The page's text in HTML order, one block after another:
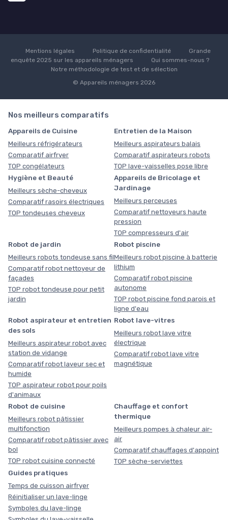
Mentions légales Politique de confidentialité
Grande
enquête 2025 sur les appareils ménagers
Qui sommes-nous ?
Notre méthodologie de test et de sélection
© Appareils ménagers 2026
Nos meilleurs comparatifs
Appareils de Cuisine
Meilleurs réfrigérateurs
Comparatif airfryer
TOP congélateurs
Entretien de la Maison
Meilleurs aspirateurs balais
Comparatif aspirateurs robots
TOP lave-vaisselles pose libre
Hygiène et Beauté
Meilleurs sèche-cheveux
Comparatif rasoirs électriques
TOP tondeuses cheveux
Appareils de Bricolage et
Jardinage
Meilleurs perceuses
Comparatif nettoyeurs haute
pression
TOP compresseurs d'air
Robot de jardin
Meilleurs robots tondeuse sans fil
Comparatif robot nettoyeur de
façades
TOP robot tondeuse pour petit
jardin
Robot piscine
Meilleurs robot piscine à batterie
lithium
Comparatif robot piscine
autonome
TOP robot piscine fond parois et
ligne d'eau
Robot aspirateur et entretien
des sols
Meilleurs aspirateur robot avec
station de vidange
Comparatif robot laveur sec et
humide
TOP aspirateur robot pour poils
d'animaux
Robot lave-vitres
Meilleurs robot lave vitre
électrique
Comparatif robot lave vitre
magnétique
Robot de cuisine
Meilleurs robot pâtissier
multifonction
Comparatif robot pâtissier avec
bol
TOP robot cuisine connecté
Chauffage et confort
thermique
Meilleurs pompes à chaleur air-
air
Comparatif chauffages d'appoint
TOP sèche-serviettes
Guides pratiques
Temps de cuisson airfryer
Réinitialiser un lave-linge
Symboles du lave-linge